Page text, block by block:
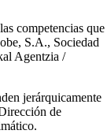
competencias que
S.A., Sociedad
Agentzia /
jerárquicamente
de